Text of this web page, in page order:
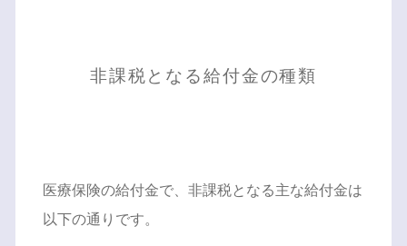
非課税となる給付金の種類
医療保険の給付金で、非課税となる主な給付金は
以下の通りです。